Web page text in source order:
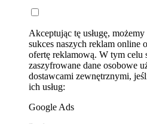
Akceptując tę usługę,
sukces naszych reklam online
ofertę reklamową. W tym celu
zaszyfrowane dane osobowe
dostawcami zewnętrznymi,
ich usług:
Google Ads